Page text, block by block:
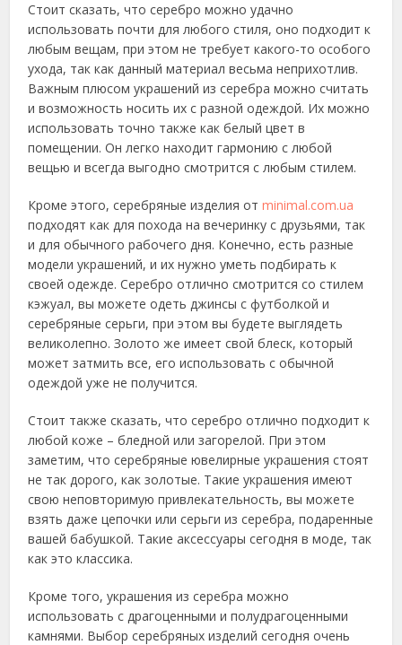
Стоит сказать, что серебро можно удачно
использовать почти для любого стиля, оно подходит к
любым вещам, при этом не требует какого-то особого
ухода, так как данный материал весьма неприхотлив.
Важным плюсом украшений из серебра можно считать
и возможность носить их с разной одеждой. Их можно
использовать точно также как белый цвет в
помещении. Он легко находит гармонию с любой
вещью и всегда выгодно смотрится с любым стилем.
Кроме этого, серебряные изделия отminimal.com.ua
подходят как для похода на вечеринку с друзьями, так
и для обычного рабочего дня. Конечно, есть разные
модели украшений, и их нужно уметь подбирать к
своей одежде. Серебро отлично смотрится со стилем
кэжуал, вы можете одеть джинсы с футболкой и
серебряные серьги, при этом вы будете выглядеть
великолепно. Золото же имеет свой блеск, который
может затмить все, его использовать с обычной
одеждой уже не получится.
Стоит также сказать, что серебро отлично подходит к
любой коже – бледной или загорелой. При этом
заметим, что серебряные ювелирные украшения стоят
не так дорого, как золотые. Такие украшения имеют
свою неповторимую привлекательность, вы можете
взять даже цепочки или серьги из серебра, подаренные
вашей бабушкой. Такие аксессуары сегодня в моде, так
как это классика.
Кроме того, украшения из серебра можно
использовать с драгоценными и полудрагоценными
камнями. Выбор серебряных изделий сегодня очень